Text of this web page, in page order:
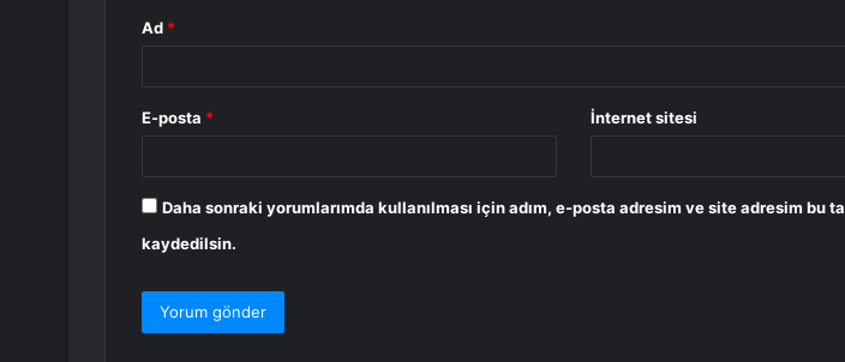
Ad *
E-posta * İnternet sitesi
Daha sonraki yorumlarımda kullanılması için adım, e-posta adresim ve site adresim bu
kaydedilsin.